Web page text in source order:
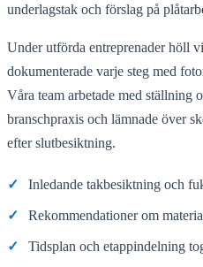
underlagstak och förslag på
Under utförda entreprenader höll
dokumenterade varje steg med
Våra team arbetade med ställning
branschpraxis och lämnade över
efter slutbesiktning.
✓ Inledande takbesiktning och
✓ Rekommendationer om
✓ Tidsplan och etappindelning